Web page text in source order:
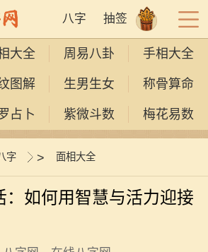
八字 抽签
大全 周易八卦 手相大全
图解 生男生女 称骨算命
占卜 紫微斗数 梅花易数
字 > 面相大全
：如何用智慧与活力迎接